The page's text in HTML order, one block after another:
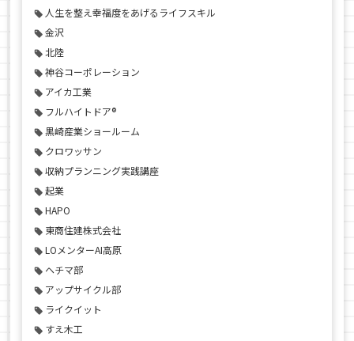
人生を整え幸福度をあげるライフスキル
金沢
北陸
神谷コーポレーション
アイカ工業
フルハイトドア®
黒崎産業ショールーム
クロワッサン
収納プランニング実践講座
起業
HAPO
東商住建株式会社
LOメンターAI高原
ヘチマ部
アップサイクル部
ライクイット
すえ木工